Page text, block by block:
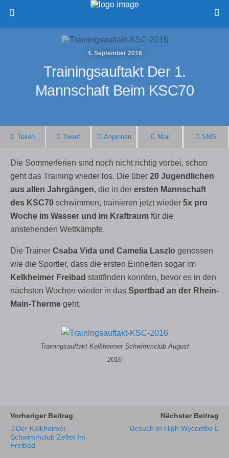
4. September 2016
Trainingsauftakt Der 1.
Mannschaft Beim KSC70
Teilen Tweet Anpinnen Mail SMS
Die Sommerferien sind noch nicht richtig vorbei, schon
geht das Training wieder los. Die über 20 Jugendlichen
aus allen Jahrgängen, die in der ersten Mannschaft
des KSC70 schwimmen, trainieren jetzt wieder 5x pro
Woche im Wasser und im Kraftraum für die
anstehenden Wettkämpfe.
Die Trainer Csaba Vida und Camelia Laszlo genossen
wie die Sportler, dass die ersten Einheiten sogar im
Kelkheimer Freibad stattfinden konnten, bevor es in den
nächsten Wochen wieder in das Sportbad an der Rhein-
Main-Therme geht.
Trainingsauftakt Kelkheimer Schwimmclub August
2016
Vorheriger Beitrag
Der Kelkheimer
Schwimmclub Zeltet Im
Freibad
Nächster Beitrag
Besuch In High Wycombe